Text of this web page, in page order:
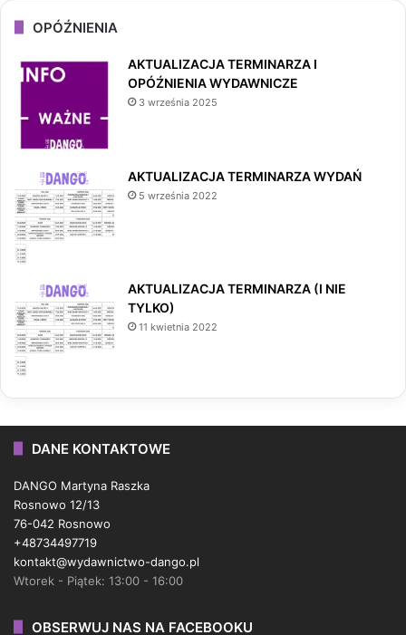
OPÓŹNIENIA
AKTUALIZACJA TERMINARZA I
OPÓŹNIENIA WYDAWNICZE
3 września 2025
AKTUALIZACJA TERMINARZA WYDAŃ
5 września 2022
AKTUALIZACJA TERMINARZA (I NIE
TYLKO)
11 kwietnia 2022
DANE KONTAKTOWE
DANGO Martyna Raszka
Rosnowo 12/13
76-042 Rosnowo
+48734497719
kontakt@wydawnictwo-dango.pl
Wtorek - Piątek: 13:00 - 16:00
OBSERWUJ NAS NA FACEBOOKU